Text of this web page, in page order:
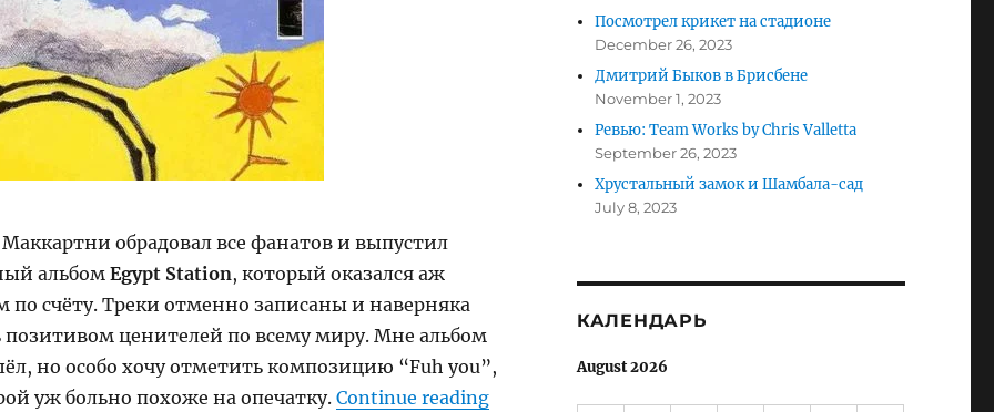
обрадовал все фанатов и выпустил
альбомEgypt Station, который оказался аж
по счёту. Треки отменно записаны и наверняка
позитивом ценителей по всему миру. Мне альбом
но особо хочу отметить композицию “Fuh you”,
уж больно похоже на опечатку. Continue reading“Fuh you, sir Paul McCartney!”
Посмотрел крикет на стадионе
December 26, 2023
Дмитрий Быков в Брисбене
November 1, 2023
Ревью: Team Works by Chris Valletta
September 26, 2023
Хрустальный замок и Шамбала-сад
July 8, 2023
КАЛЕНДАРЬ
August 2026